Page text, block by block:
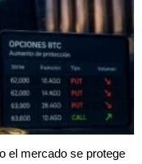
el mercado se protege